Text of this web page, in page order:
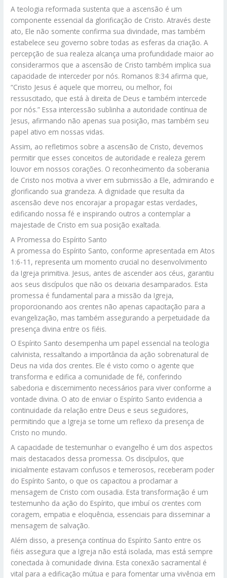
A teologia reformada sustenta que a ascensão é um
componente essencial da glorificação de Cristo. Através deste
ato, Ele não somente confirma sua divindade, mas também
estabelece seu governo sobre todas as esferas da criação. A
percepção de sua realeza alcança uma profundidade maior ao
considerarmos que a ascensão de Cristo também implica sua
capacidade de interceder por nós. Romanos 8:34 afirma que,
“Cristo Jesus é aquele que morreu, ou melhor, foi
ressuscitado, que está à direita de Deus e também intercede
por nós.” Essa intercessão sublinha a autoridade contínua de
Jesus, afirmando não apenas sua posição, mas também seu
papel ativo em nossas vidas.
Assim, ao refletimos sobre a ascensão de Cristo, devemos
permitir que esses conceitos de autoridade e realeza gerem
louvor em nossos corações. O reconhecimento da soberania
de Cristo nos motiva a viver em submissão a Ele, admirando e
glorificando sua grandeza. A dignidade que resulta da
ascensão deve nos encorajar a propagar estas verdades,
edificando nossa fé e inspirando outros a contemplar a
majestade de Cristo em sua posição exaltada.
A Promessa do Espírito Santo
A promessa do Espírito Santo, conforme apresentada em Atos
1:6-11, representa um momento crucial no desenvolvimento
da Igreja primitiva. Jesus, antes de ascender aos céus, garantiu
aos seus discípulos que não os deixaria desamparados. Esta
promessa é fundamental para a missão da Igreja,
proporcionando aos crentes não apenas capacitação para a
evangelização, mas também assegurando a perpetuidade da
presença divina entre os fiéis.
O Espírito Santo desempenha um papel essencial na teologia
calvinista, ressaltando a importância da ação sobrenatural de
Deus na vida dos crentes. Ele é visto como o agente que
transforma e edifica a comunidade de fé, conferindo
sabedoria e discernimento necessários para viver conforme a
vontade divina. O ato de enviar o Espírito Santo evidencia a
continuidade da relação entre Deus e seus seguidores,
permitindo que a Igreja se torne um reflexo da presença de
Cristo no mundo.
A capacidade de testemunhar o evangelho é um dos aspectos
mais destacados dessa promessa. Os discípulos, que
inicialmente estavam confusos e temerosos, receberam poder
do Espírito Santo, o que os capacitou a proclamar a
mensagem de Cristo com ousadia. Esta transformação é um
testemunho da ação do Espírito, que imbuí os crentes com
coragem, empatia e eloquência, essenciais para disseminar a
mensagem de salvação.
Além disso, a presença contínua do Espírito Santo entre os
fiéis assegura que a Igreja não está isolada, mas está sempre
conectada à comunidade divina. Esta conexão sacramental é
vital para a edificação mútua e para fomentar uma vivência em